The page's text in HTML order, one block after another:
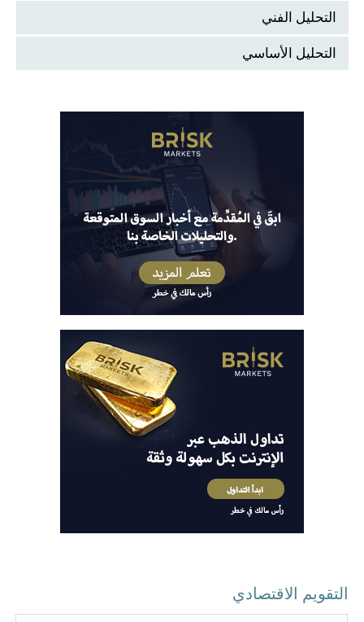
التحليل الفني
التحليل الأساسي
التقويم الاقتصادي